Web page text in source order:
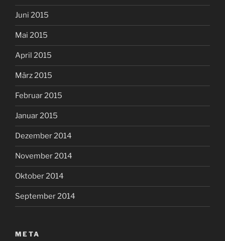
Juni 2015
Mai 2015
April 2015
März 2015
Februar 2015
Januar 2015
Dezember 2014
November 2014
Oktober 2014
September 2014
META